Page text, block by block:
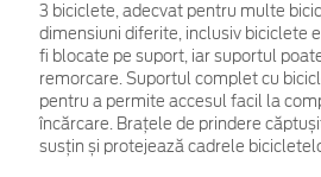
3 biciclete, adecvat pentru multe
dimensiuni diferite, inclusiv biciclete
fi blocate pe suport, iar suportul
remorcare. Suportul complet cu
pentru a permite accesul facil la
încărcare. Brațele de prindere
susțin și protejează cadrele